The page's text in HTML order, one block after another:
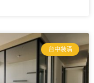
台中裝潢